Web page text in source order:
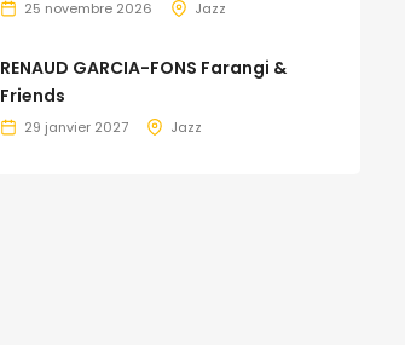
25 novembre 2026 Jazz
RENAUD GARCIA-FONS Farangi &
Friends
29 janvier 2027 Jazz